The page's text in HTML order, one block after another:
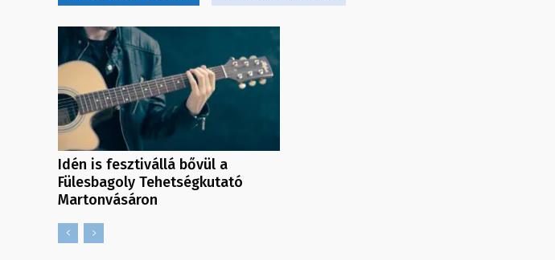
Idén is fesztivállá bővül a
Fülesbagoly Tehetségkutató
Martonvásáron